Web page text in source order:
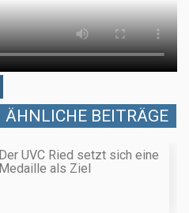
ÄHNLICHE BEITRÄGE
Der UVC Ried setzt sich eine
Medaille als Ziel